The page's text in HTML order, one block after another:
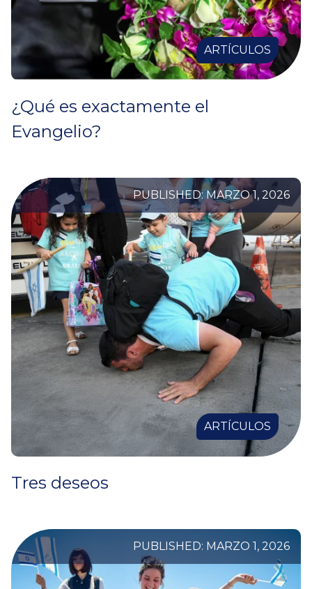
ARTÍCULOS
¿Qué es exactamente el
Evangelio?
PUBLISHED: MARZO 1, 2026
ARTÍCULOS
Tres deseos
PUBLISHED: MARZO 1, 2026